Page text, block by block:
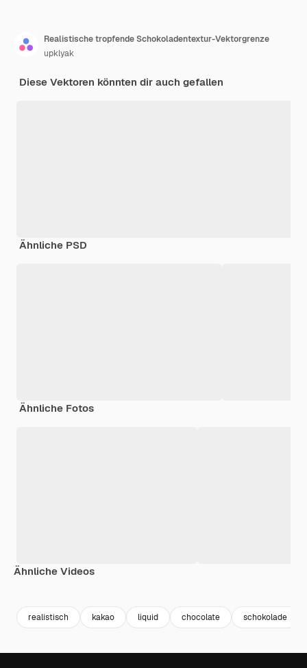
Realistische tropfende Schokoladentextur-Vektorgrenze
upklyak
Diese Vektoren könnten dir auch gefallen
Ähnliche PSD
Ähnliche Fotos
Ähnliche Videos
realistisch kakao liquid chocolate schokolade